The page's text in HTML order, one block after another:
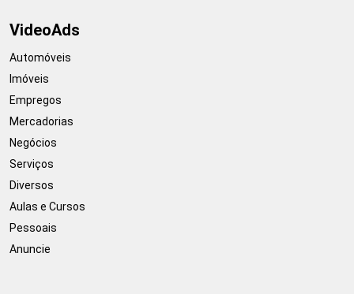
VideoAds
Automóveis
Imóveis
Empregos
Mercadorias
Negócios
Serviços
Diversos
Aulas e Cursos
Pessoais
Anuncie